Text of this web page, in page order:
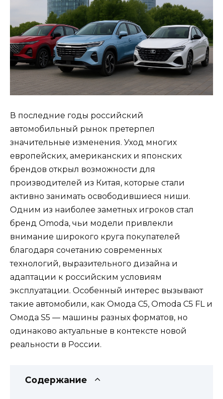
В последние годы российский
автомобильный рынок претерпел
значительные изменения. Уход многих
европейских, американских и японских
брендов открыл возможности для
производителей из Китая, которые стали
активно занимать освободившиеся ниши.
Одним из наиболее заметных игроков стал
бренд Omoda, чьи модели привлекли
внимание широкого круга покупателей
благодаря сочетанию современных
технологий, выразительного дизайна и
адаптации к российским условиям
эксплуатации. Особенный интерес вызывают
такие автомобили, как Омода C5, Omoda C5 FL и
Омода S5 — машины разных форматов, но
одинаково актуальные в контексте новой
реальности в России.
Содержание